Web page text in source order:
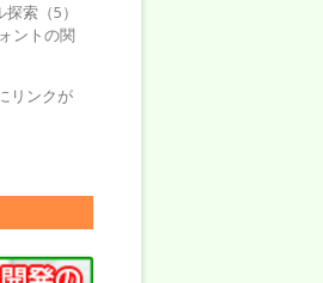
索（5）
ントの関
リンクが